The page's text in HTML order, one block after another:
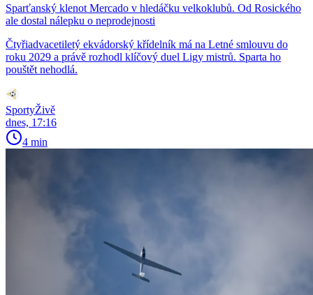
Sparťanský klenot Mercado v hledáčku velkoklubů. Od Rosického
ale dostal nálepku o neprodejnosti
Čtyřiadvacetiletý ekvádorský křídelník má na Letné smlouvu do
roku 2029 a právě rozhodl klíčový duel Ligy mistrů. Sparta ho
pouštět nehodlá.
SportyŽivě
dnes, 17:16
4 min